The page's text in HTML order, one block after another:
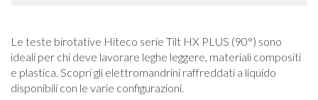
Le teste birotative Hiteco serie Tilt HX PLUS (90°) sono
ideali per chi deve lavorare leghe leggere, materiali compositi
e plastica. Scopri gli elettromandrini raffreddati a liquido
disponibili con le varie configurazioni.